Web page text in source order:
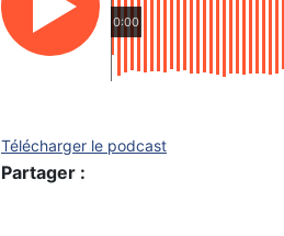
0:00
Télécharger le podcast
Partager :